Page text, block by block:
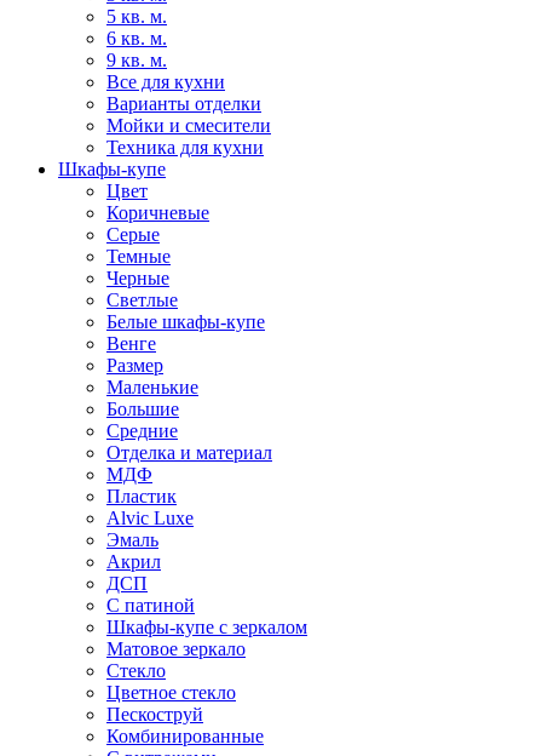
5 кв. м.
6 кв. м.
9 кв. м.
Все для кухни
Варианты отделки
Мойки и смесители
Техника для кухни
Шкафы-купе
Цвет
Коричневые
Серые
Темные
Черные
Светлые
Белые шкафы-купе
Венге
Размер
Маленькие
Большие
Средние
Отделка и материал
МДФ
Пластик
Alvic Luxe
Эмаль
Акрил
ДСП
С патиной
Шкафы-купе с зеркалом
Матовое зеркало
Стекло
Цветное стекло
Пескоструй
Комбинированные